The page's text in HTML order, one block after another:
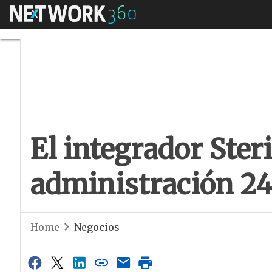
Menú
El integrador
administración
Home Negocios